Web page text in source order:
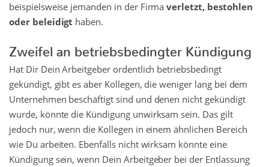
beispielsweise jemanden in der Firmaverletzt, bestohlen
oder beleidigt haben.
Zweifel an betriebsbedingter Kündigung
Hat Dir Dein Arbeitgeber ordentlich betriebsbedingt
gekündigt, gibt es aber Kollegen, die weniger lang bei dem
Unternehmen beschäftigt sind und denen nicht gekündigt
wurde, könnte die Kündigung unwirksam sein. Das gilt
jedoch nur, wenn die Kollegen in einem ähnlichen Bereich
wie Du arbeiten. Ebenfalls nicht wirksam könnte eine
Kündigung sein, wenn Dein Arbeitgeber bei der Entlassung